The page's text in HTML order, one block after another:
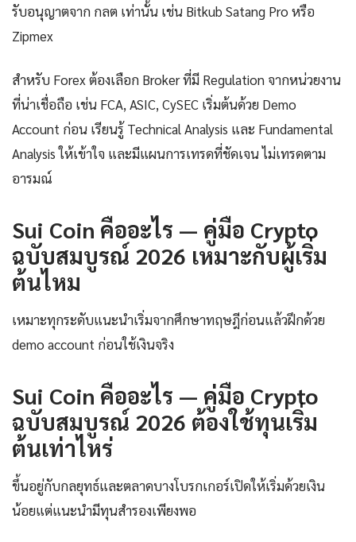
รับอนุญาตจาก กลต เท่านั้น เช่น Bitkub Satang Pro หรือ
Zipmex
สำหรับ Forex ต้องเลือก Broker ที่มี Regulation จากหน่วยงาน
ที่น่าเชื่อถือ เช่น FCA, ASIC, CySEC เริ่มต้นด้วย Demo
Account ก่อน เรียนรู้ Technical Analysis และ Fundamental
Analysis ให้เข้าใจ และมีแผนการเทรดที่ชัดเจน ไม่เทรดตาม
อารมณ์
Sui Coin คืออะไร — คู่มือ Crypto
ฉบับสมบูรณ์ 2026 เหมาะกับผู้เริ่ม
ต้นไหม
เหมาะทุกระดับแนะนำเริ่มจากศึกษาทฤษฎีก่อนแล้วฝึกด้วย
demo account ก่อนใช้เงินจริง
Sui Coin คืออะไร — คู่มือ Crypto
ฉบับสมบูรณ์ 2026 ต้องใช้ทุนเริ่ม
ต้นเท่าไหร่
ขึ้นอยู่กับกลยุทธ์และตลาดบางโบรกเกอร์เปิดให้เริ่มด้วยเงิน
น้อยแต่แนะนำมีทุนสำรองเพียงพอ